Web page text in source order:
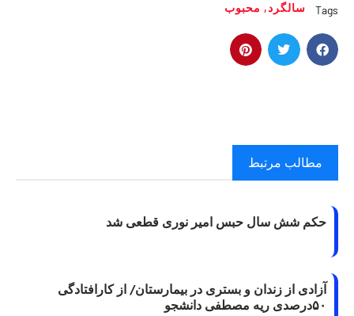
Tags سالگرد, محبوب
مطالب مرتبط
حکم شش سال حبس امیر نوری قطعی شد
آزادی از زندان و بستری در بیمارستان/ از کارافتادگی
۵۰درصدی ریه مصطفی دانشجو